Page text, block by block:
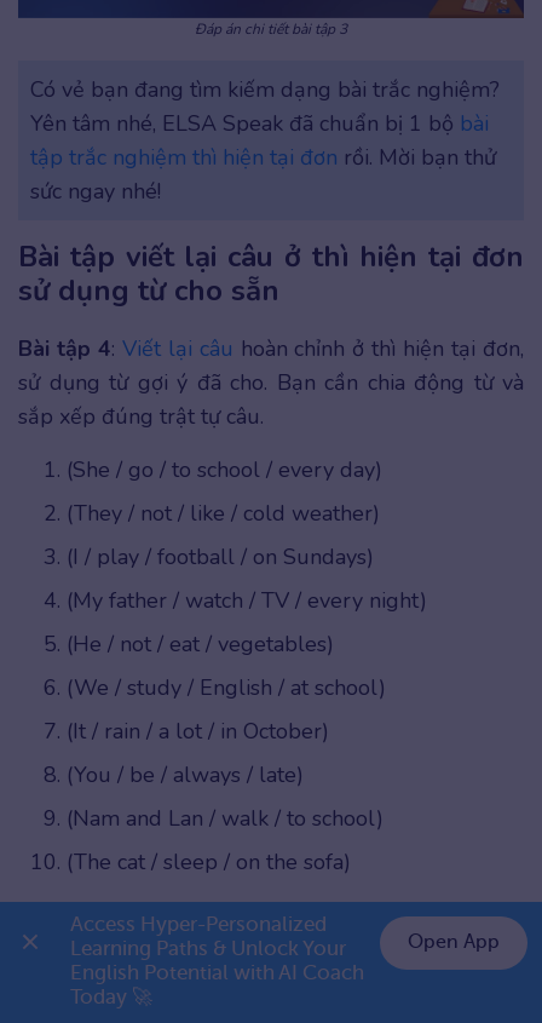
Đáp án chi tiết bài tập 3
Có vẻ bạn đang tìm kiếm dạng bài trắc nghiệm?
Yên tâm nhé, ELSA Speak đã chuẩn bị 1 bộ bài
tập trắc nghiệm thì hiện tại đơn rồi. Mời bạn thử
sức ngay nhé!
Bài tập viết lại câu ở thì hiện tại đơn
sử dụng từ cho sẵn
Bài tập 4: Viết lại câu hoàn chỉnh ở thì hiện tại đơn,
sử dụng từ gợi ý đã cho. Bạn cần chia động từ và
sắp xếp đúng trật tự câu.
(She / go / to school / every day)
(They / not / like / cold weather)
(I / play / football / on Sundays)
(My father / watch / TV / every night)
(He / not / eat / vegetables)
(We / study / English / at school)
(It / rain / a lot / in October)
(You / be / always / late)
(Nam and Lan / walk / to school)
(The cat / sleep / on the sofa)
Đáp án:
Câu – Đáp án Giải thích
👉 Premium 1 năm chỉ 799K
Access Hyper-Personalized
Learning Paths & Unlock Your
English Potential with AI Coach
Today 🚀
Open App